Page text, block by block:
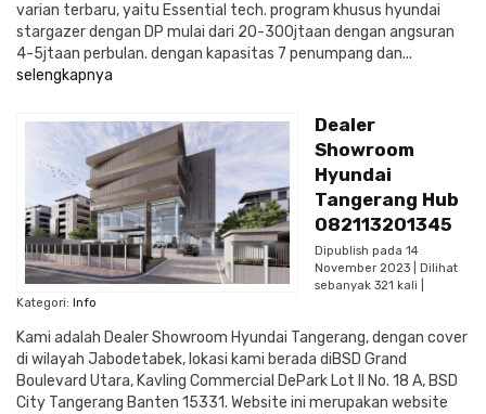
varian terbaru, yaitu Essential tech. program khusus hyundai
stargazer dengan DP mulai dari 20-300jtaan dengan angsuran
4-5jtaan perbulan. dengan kapasitas 7 penumpang dan...
selengkapnya
Dealer
Showroom
Hyundai
Tangerang Hub
082113201345
Dipublish pada 14
November 2023 | Dilihat
sebanyak 321 kali |
Kategori: Info
Kami adalah Dealer Showroom Hyundai Tangerang, dengan cover
di wilayah Jabodetabek, lokasi kami berada diBSD Grand
Boulevard Utara, Kavling Commercial DePark Lot II No. 18 A, BSD
City Tangerang Banten 15331. Website ini merupakan website